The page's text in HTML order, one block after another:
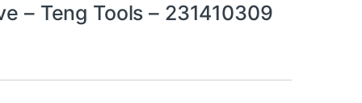
– Teng Tools – 231410309